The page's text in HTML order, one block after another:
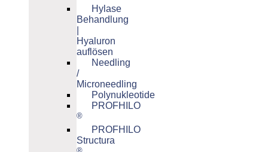
Hylase
Behandlung
Hyaluron
auflösen
Needling
/
Microneedling
Polynukleotide
PROFHILO
®
PROFHILO
Structura